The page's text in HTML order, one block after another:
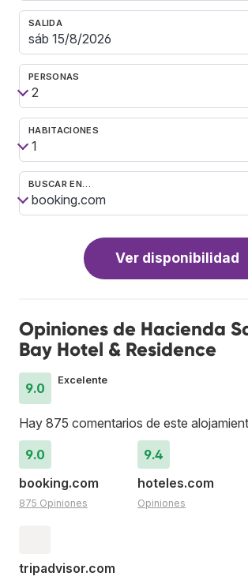
SALIDA
PERSONAS
HABITACIONES
BUSCAR EN…
Ver disponibilidad
Opiniones de Hacienda
Bay Hotel & Residence
9.0
Excelente
Hay 875 comentarios de este
9.0
booking.com
875 Opiniones
9.4
hoteles.com
Opiniones
tripadvisor.com